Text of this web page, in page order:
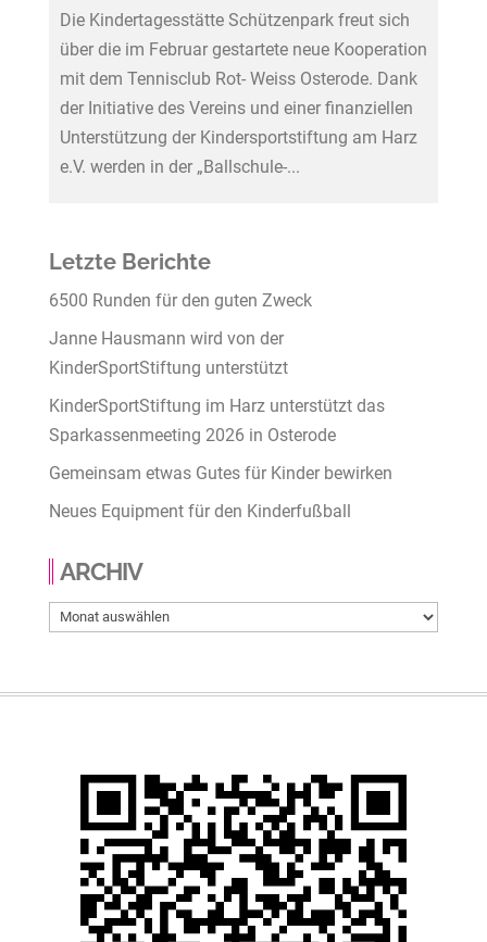
Die Kindertagesstätte Schützenpark freut sich
über die im Februar gestartete neue Kooperation
mit dem Tennisclub Rot- Weiss Osterode. Dank
der Initiative des Vereins und einer finanziellen
Unterstützung der Kindersportstiftung am Harz
e.V. werden in der „Ballschule-...
Letzte Berichte
6500 Runden für den guten Zweck
Janne Hausmann wird von der
KinderSportStiftung unterstützt
KinderSportStiftung im Harz unterstützt das
Sparkassenmeeting 2026 in Osterode
Gemeinsam etwas Gutes für Kinder bewirken
Neues Equipment für den Kinderfußball
ARCHIV
Archiv